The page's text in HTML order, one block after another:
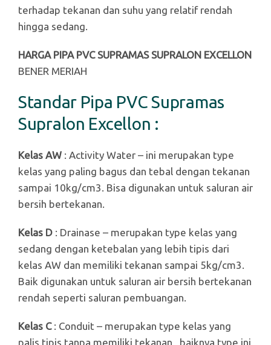
terhadap tekanan dan suhu yang relatif rendah
hingga sedang.
HARGA PIPA PVC SUPRAMAS SUPRALON EXCELLON
BENER MERIAH
Standar Pipa PVC Supramas
Supralon Excellon :
Kelas AW : Activity Water – ini merupakan type
kelas yang paling bagus dan tebal dengan tekanan
sampai 10kg/cm3. Bisa digunakan untuk saluran air
bersih bertekanan.
Kelas D : Drainase – merupakan type kelas yang
sedang dengan ketebalan yang lebih tipis dari
kelas AW dan memiliki tekanan sampai 5kg/cm3.
Baik digunakan untuk saluran air bersih bertekanan
rendah seperti saluran pembuangan.
Kelas C: Conduit – merupakan type kelas yang
palis tipis tanpa memiliki tekanan , baiknya type ini